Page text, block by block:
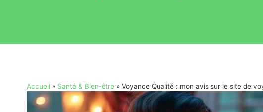
Accueil» Santé & Bien-être » Voyance Qualité : mon avis sur le site de